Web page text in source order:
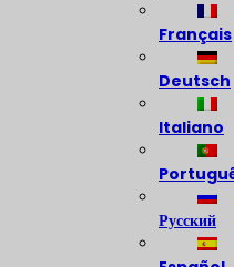
Français
Deutsch
Italiano
Русский